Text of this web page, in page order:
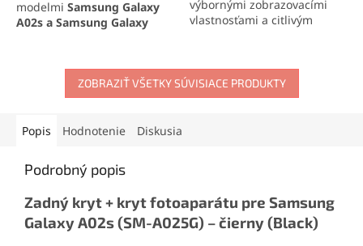
modelmi Samsung Galaxy
A02s a Samsung Galaxy
dotykovú plochu. Kompletná
sada obsahuje LCD displej a
dotykovú plochu pre
výbornými zobrazovacími
vlastnosťami a citlivým
LCD displej, dotykovú plochu
a rám pre jednoduchú
inštaláciu.
ZOBRAZIŤ VŠETKY SÚVISIACE PRODUKTY
Popis Hodnotenie Diskusia
Podrobný popis
Zadný kryt + kryt fotoaparátu pre Samsung
Galaxy A02s (SM-A025G) – čierny (Black)